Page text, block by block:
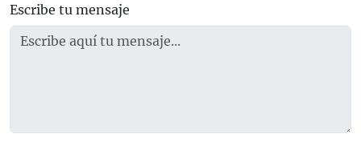
Escribe tu mensaje